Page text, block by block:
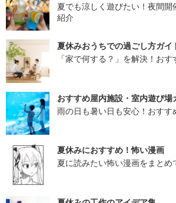
夏でも涼しく遊びたい！夜間開
紹介
夏休みおうちでの過ごし方ガイ
「家で何する？」を解決！お
おすすめ屋内施設・室内遊び場
雨の日も暑い日も安心！おすす
夏休みにおすすめ！怖い漫画
夏に読みたい怖い漫画をまとめ